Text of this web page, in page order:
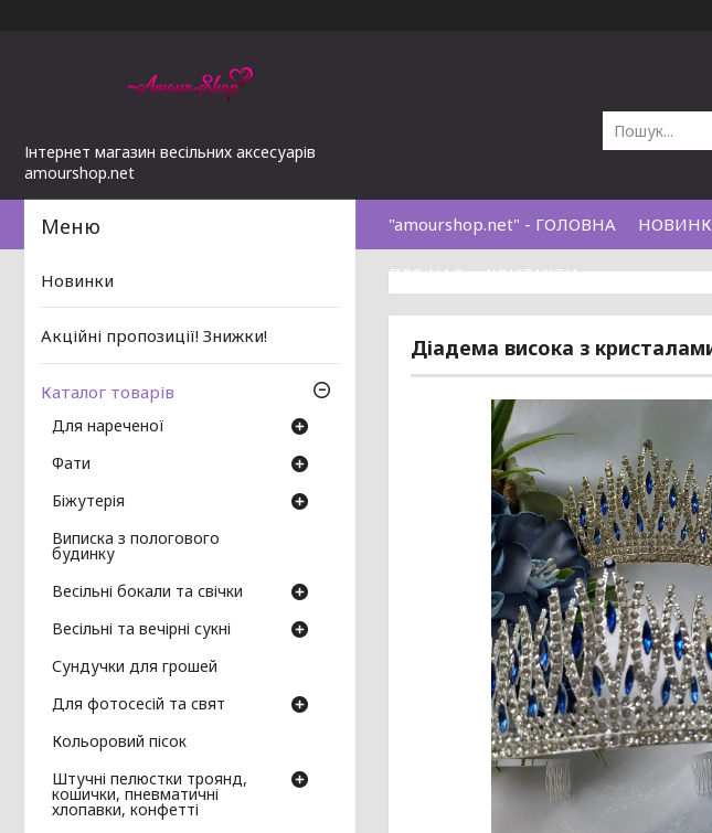
Інтернет магазин весільних аксесуарів
amourshop.net
"amourshop.net" - ГОЛОВНА
ПРО НАС КОНТАКТИ
Діадема висока з
Новинки
Акційні пропозиції! Знижки!
Каталог товарів
Для нареченої
Фати
Біжутерія
Виписка з пологового
будинку
Весільні бокали та свічки
Весільні та вечірні сукні
Сундучки для грошей
Для фотосесій та свят
Кольоровий пісок
Штучні пелюстки троянд,
кошички, пневматичні
хлопавки, конфетті